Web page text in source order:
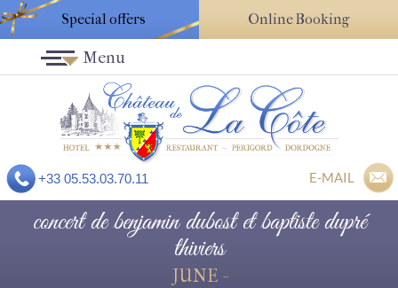
Special offers Online Booking
+33 05.53.03.70.11 E-MAIL
Menu
concert de benjamin dubost et baptiste dupré
thiviers
JUNE -